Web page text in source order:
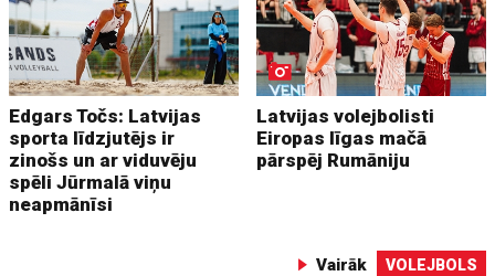
Edgars Točs: Latvijas
sporta līdzjutējs ir
zinošs un ar viduvēju
spēli Jūrmalā viņu
neapmānīsi
Latvijas volejbolisti
Eiropas līgas mačā
pārspēj Rumāniju
Vairāk VOLEJBOLS